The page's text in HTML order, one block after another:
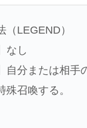
（LEGEND）
なし
自分または相
殊召喚する。